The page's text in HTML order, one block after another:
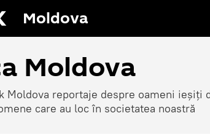
Moldova
Moldova
Moldova reportaje despre oameni ieșiți
care au loc în societatea noastră